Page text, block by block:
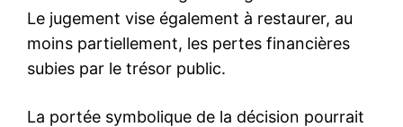
Le jugement vise également à restaurer, au
moins partiellement, les pertes financières
subies par le trésor public.
La portée symbolique de la décision pourrait